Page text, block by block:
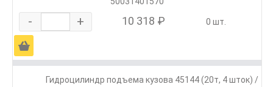
- + 10 318 ₽ 0 шт.
Ä
Гидроцилиндр подъема кузова 45144 (20т, 4 шток) /